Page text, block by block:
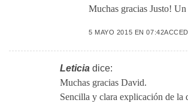
Muchas gracias Justo! Un
5 MAYO 2015 EN 07:42
Leticia dice:
Muchas gracias David.
Sencilla y clara explicación de la